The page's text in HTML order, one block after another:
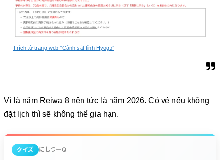
Trích từ trang web “Cảnh sát tỉnh Hyogo”
Vì là năm Reiwa 8 nên tức là năm 2026. Có vẻ nếu không
đặt lịch thì sẽ không thể gia hạn.
クイズ にしつーQ